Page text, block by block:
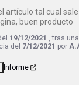
artículo tal cual sale
buen producto
19/12/2021 , tras una
del 7/12/2021 por
Informe